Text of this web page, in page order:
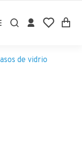
de vidrio